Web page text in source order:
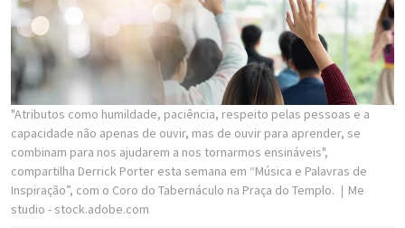
"Atributos como humildade, paciência, respeito pelas pessoas e a
capacidade não apenas de ouvir, mas de ouvir para aprender, se
combinam para nos ajudarem a nos tornarmos ensináveis",
compartilha Derrick Porter esta semana em “Música e Palavras de
Inspiração”, com o Coro do Tabernáculo na Praça do Templo.
Me
studio - stock.adobe.com